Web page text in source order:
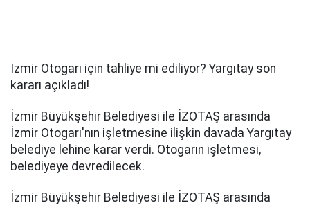
İzmir Otogarı için tahliye mi ediliyor? Yargıtay son
kararı açıkladı!
İzmir Büyükşehir Belediyesi ile İZOTAŞ arasında
İzmir Otogarı'nın işletmesine ilişkin davada Yargıtay
belediye lehine karar verdi. Otogarın işletmesi,
belediyeye devredilecek.
İzmir Büyükşehir Belediyesi ile İZOTAŞ arasında